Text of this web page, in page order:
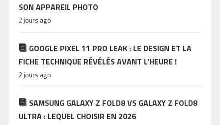
SON APPAREIL PHOTO
2 jours ago
GOOGLE PIXEL 11 PRO LEAK : LE DESIGN ET LA
FICHE TECHNIQUE RÉVÉLÉS AVANT L’HEURE !
2 jours ago
SAMSUNG GALAXY Z FOLD8 VS GALAXY Z FOLD8
ULTRA : LEQUEL CHOISIR EN 2026